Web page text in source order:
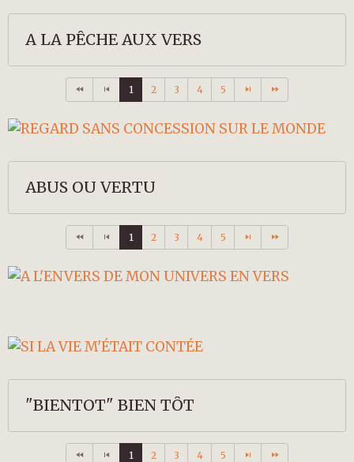
A LA PÊCHE AUX VERS
1 2 3 4 5
ABUS OU VERTU
1 2 3 4 5
"BIENTOT" BIEN TÔT
1 2 3 4 5